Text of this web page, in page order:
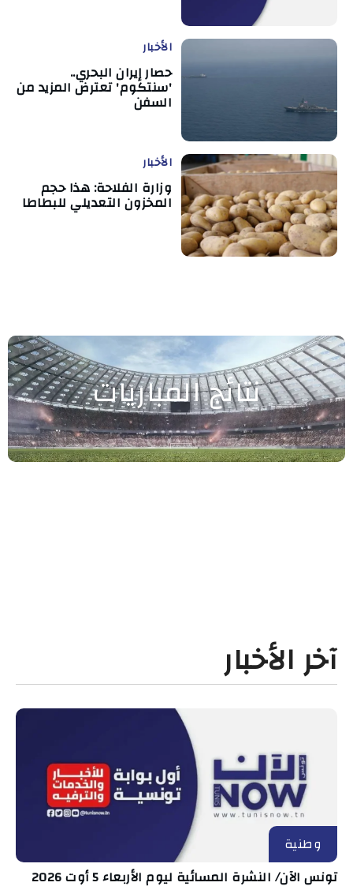
الأخبار
حصار إيران البحري..
'سنتكوم' تعترض المزيد من
السفن
الأخبار
وزارة الفلاحة: هذا حجم
المخزون التعديلي للبطاطا
نتائج المباريات
آخر الأخبار
وطنية
تونس الآن/ النشرة المسائية ليوم الأربعاء 5 أوت 2026